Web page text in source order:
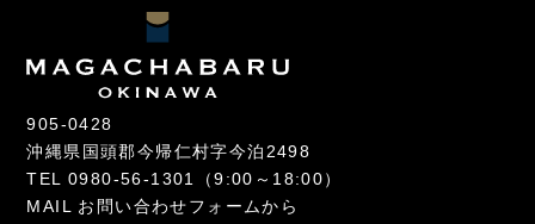
905-0428
沖縄県国頭郡今帰仁村字今泊2498
TEL 0980-56-1301
（9:00～18:00）
MAIL お問い合わせフォームから